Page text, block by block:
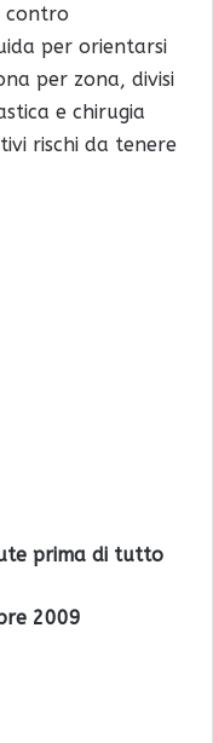
contro
per orientarsi
per zona, divisi
e chirugia
rischi da tenere
prima di tutto
2009